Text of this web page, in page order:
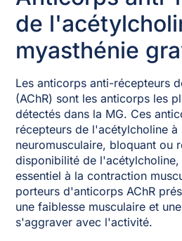
de
myasthénie
Les anticorps anti-récepteurs
(AChR) sont les anticorps les
détectés dans la MG. Ces
récepteurs de l'acétylcholine à
neuromusculaire, bloquant ou
disponibilité de l'acétylcholine,
essentiel à la contraction
porteurs d'anticorps AChR
une faiblesse musculaire et
s'aggraver avec l'activité.